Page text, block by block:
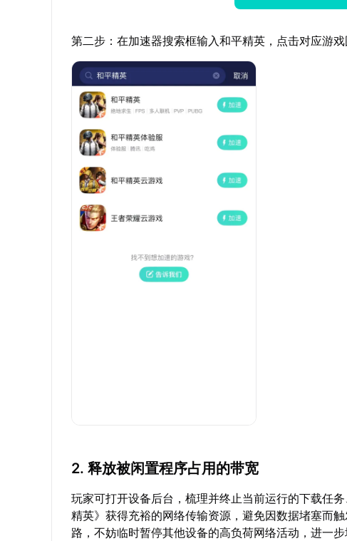
第二步：在加速器搜索框输入和平精英，点击对应游戏
2. 释放被闲置程序占用的带宽
玩家可打开设备后台，梳理并终止当前运行的下载任
精英》获得充裕的网络传输资源，避免因数据堵塞而
路，不妨临时暂停其他设备的高负荷网络活动，进一步